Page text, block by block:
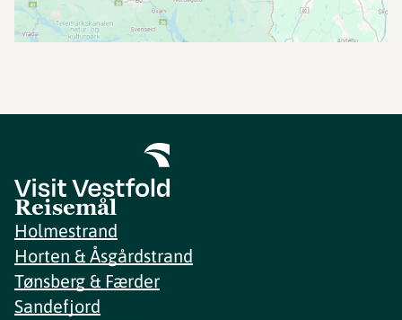
Reisemål
Holmestrand
Horten & Åsgårdstrand
Tønsberg & Færder
Sandefjord